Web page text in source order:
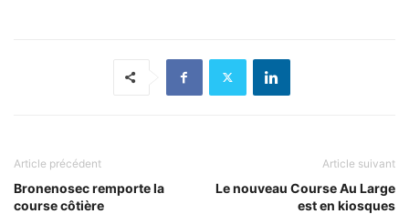
Article précédent
Bronenosec remporte la
course côtière
Article suivant
Le nouveau Course Au Large
est en kiosques